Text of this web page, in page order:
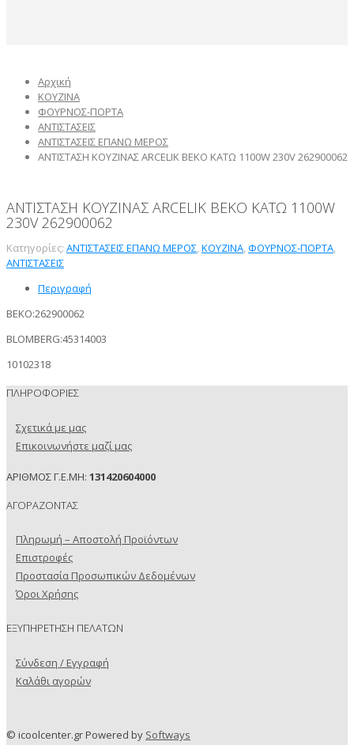
Αρχική
ΚΟΥΖΙΝΑ
ΦΟΥΡΝΟΣ-ΠΟΡΤΑ
ΑΝΤΙΣΤΑΣΕΙΣ
ΑΝΤΙΣΤΑΣΕΙΣ ΕΠΑΝΩ ΜΕΡΟΣ
ΑΝΤΙΣΤΑΣΗ ΚΟΥΖΙΝΑΣ ARCELIK BEKO ΚΑΤΩ 1100W 230V 262900062
ΑΝΤΙΣΤΑΣΗ ΚΟΥΖΙΝΑΣ ARCELIK BEKO ΚΑΤΩ 1100W
230V 262900062
Κατηγορίες: ΑΝΤΙΣΤΑΣΕΙΣ ΕΠΑΝΩ ΜΕΡΟΣ,ΚΟΥΖΙΝΑ,ΦΟΥΡΝΟΣ-ΠΟΡΤΑ,
ΑΝΤΙΣΤΑΣΕΙΣ
Περιγραφή
BEKO:262900062
BLOMBERG:45314003
10102318
ΠΛΗΡΟΦΟΡΙΕΣ
Σχετικά με μας
Επικοινωνήστε μαζί μας
ΑΡΙΘΜΟΣ Γ.Ε.ΜΗ: 131420604000
ΑΓΟΡΑΖΟΝΤΑΣ
Πληρωμή – Αποστολή Προϊόντων
Επιστροφές
Προστασία Προσωπικών Δεδομένων
Όροι Χρήσης
ΕΞΥΠΗΡΕΤΗΣΗ ΠΕΛΑΤΩΝ
Σύνδεση / Εγγραφή
Καλάθι αγορών
© icoolcenter.gr Powered by Softways